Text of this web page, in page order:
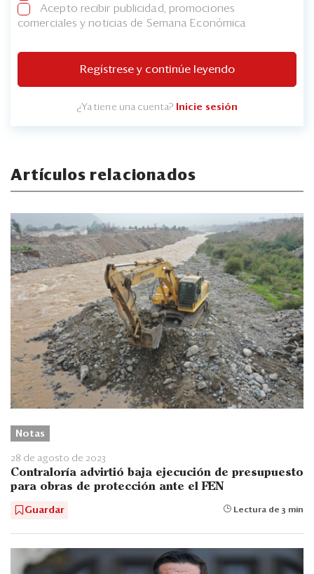
Acepto recibir publicidad, promociones
comerciales y noticias de Semana Económica
Regístrese y continúe leyendo
¿Ya tiene una cuenta? Inicie sesión
Artículos relacionados
Notas
28 de agosto de 2023
Contraloría advirtió baja ejecución de presupuesto
para obras de protección ante el FEN
Guardar Lectura de 3 min